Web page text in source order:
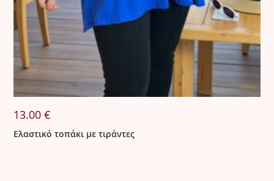
13.00€
Ελαστικό τοπάκι με τιράντες